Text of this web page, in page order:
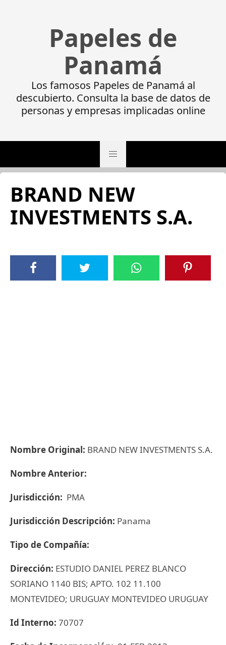
Papeles de
Panamá
Los famosos Papeles de Panamá al
descubierto. Consulta la base de datos de
personas y empresas implicadas online
BRAND NEW
INVESTMENTS S.A.
Nombre Original: BRAND NEW INVESTMENTS S.A.
Nombre Anterior:
Jurisdicción: PMA
Jurisdicción Descripción: Panama
Tipo de Compañía:
Dirección: ESTUDIO DANIEL PEREZ BLANCO
SORIANO 1140 BIS; APTO. 102 11.100
MONTEVIDEO; URUGUAY MONTEVIDEO URUGUAY
Id Interno: 70707